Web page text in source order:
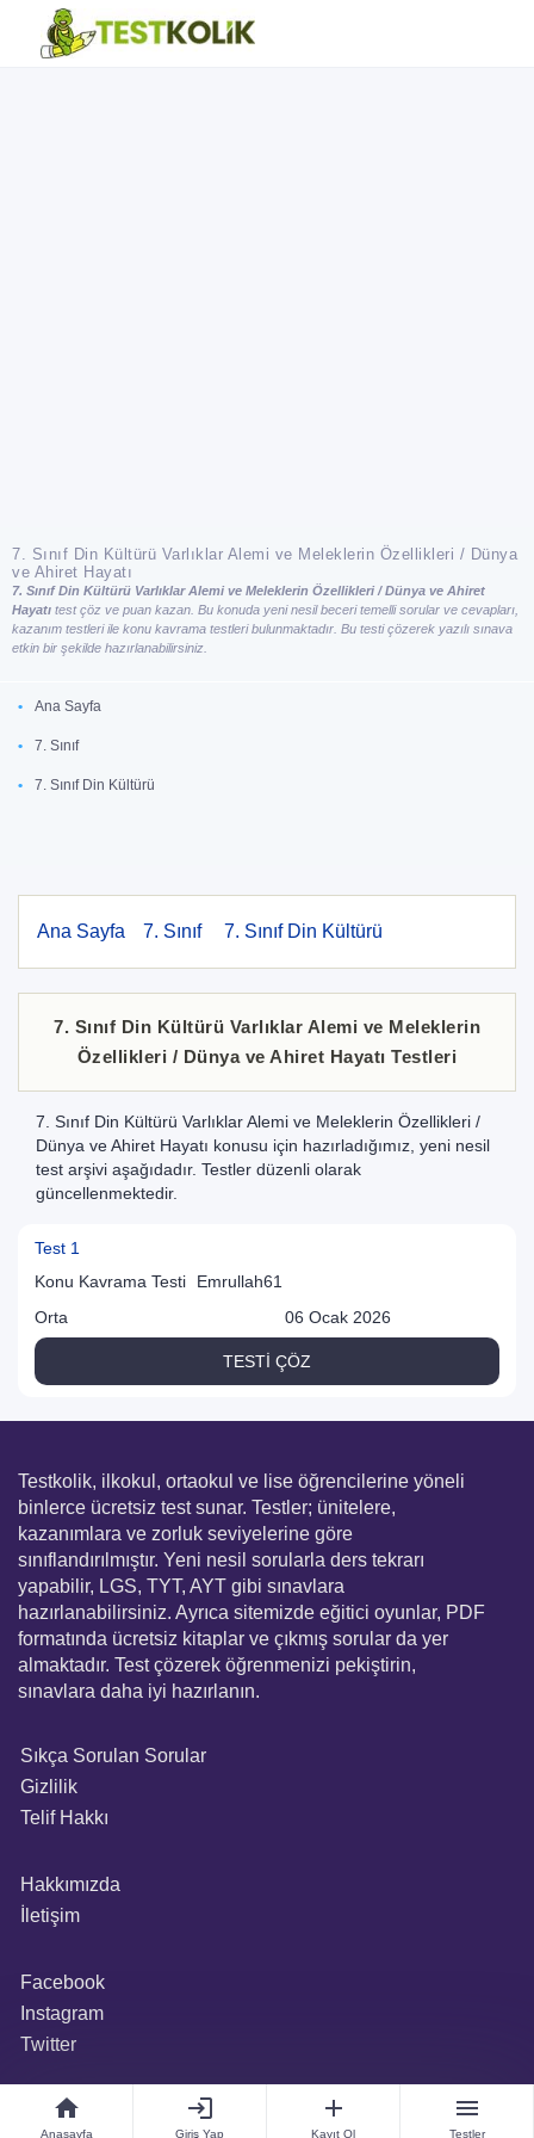
7. Sınıf Din Kültürü Varlıklar Alemi ve Meleklerin Özellikleri / Dünya
ve Ahiret Hayatı
7. Sınıf Din Kültürü Varlıklar Alemi ve Meleklerin Özellikleri / Dünya ve Ahiret
Hayatı test çöz ve puan kazan. Bu konuda yeni nesil beceri temelli sorular ve cevapları,
kazanım testleri ile konu kavrama testleri bulunmaktadır. Bu testi çözerek yazılı sınava
etkin bir şekilde hazırlanabilirsiniz.
Ana Sayfa
7. Sınıf
7. Sınıf Din Kültürü
Ana Sayfa 7. Sınıf 7. Sınıf Din Kültürü
7. Sınıf Din Kültürü Varlıklar Alemi ve Meleklerin
Özellikleri / Dünya ve Ahiret Hayatı Testleri
7. Sınıf Din Kültürü Varlıklar Alemi ve Meleklerin Özellikleri /
Dünya ve Ahiret Hayatı konusu için hazırladığımız, yeni nesil
test arşivi aşağıdadır. Testler düzenli olarak
güncellenmektedir.
Test 1
Konu Kavrama Testi
Emrullah61
Orta
06 Ocak 2026
TESTİ ÇÖZ
Testkolik, ilkokul, ortaokul ve lise öğrencilerine yöneli
binlerce ücretsiz test sunar. Testler; ünitelere,
kazanımlara ve zorluk seviyelerine göre
sınıflandırılmıştır. Yeni nesil sorularla ders tekrarı
yapabilir, LGS, TYT, AYT gibi sınavlara
hazırlanabilirsiniz. Ayrıca sitemizde eğitici oyunlar, PDF
formatında ücretsiz kitaplar ve çıkmış sorular da yer
almaktadır. Test çözerek öğrenmenizi pekiştirin,
sınavlara daha iyi hazırlanın.
Sıkça Sorulan Sorular
Gizlilik
Telif Hakkı
Hakkımızda
İletişim
Facebook
Instagram
Twitter
home
Anasayfa
login
Giriş Yap
add
Kayıt Ol
menu
Testler